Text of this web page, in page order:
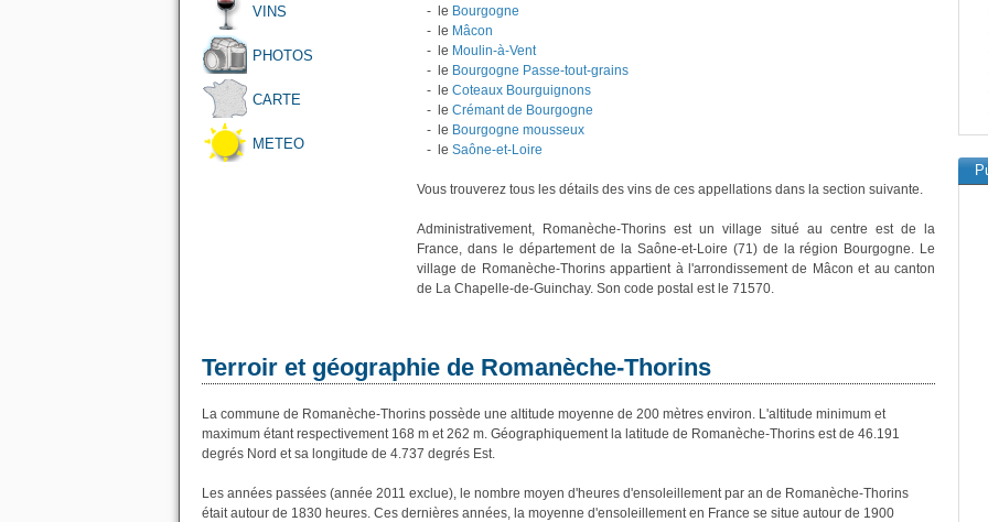
VINS
PHOTOS
CARTE
METEO
- le Bourgogne
- le Mâcon
- le Moulin-à-Vent
- le Bourgogne Passe-tout-grains
- le Coteaux Bourguignons
- le Crémant de Bourgogne
- le Bourgogne mousseux
- le Saône-et-Loire
Vous trouverez tous les détails des vins de ces appellations dans la section suivante.
Administrativement, Romanèche-Thorins est un village situé au centre est de la
France, dans le département de la Saône-et-Loire (71) de la région Bourgogne. Le
village de Romanèche-Thorins appartient à l'arrondissement de Mâcon et au canton
de La Chapelle-de-Guinchay. Son code postal est le 71570.
Terroir et géographie de Romanèche-Thorins
La commune de Romanèche-Thorins possède une altitude moyenne de 200 mètres environ. L'altitude minimum et
maximum étant respectivement 168 m et 262 m. Géographiquement la latitude de Romanèche-Thorins est de 46.191
degrés Nord et sa longitude de 4.737 degrés Est.
Les années passées (année 2011 exclue), le nombre moyen d'heures d'ensoleillement par an de Romanèche-Thorins
était autour de 1830 heures. Ces dernières années, la moyenne d'ensoleillement en France se situe autour de 1900